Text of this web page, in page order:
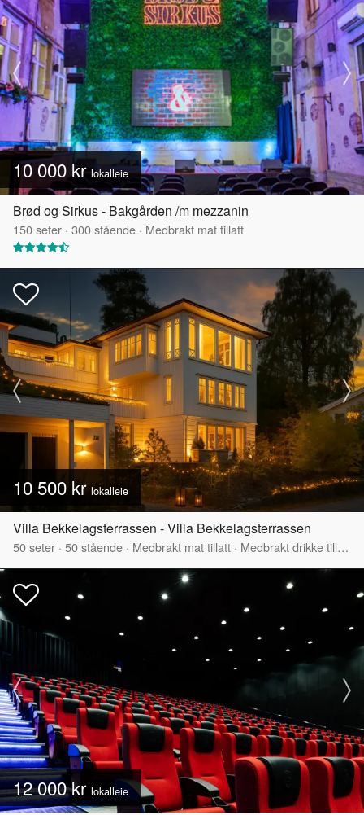
10 000 kr lokalleie
Brød og Sirkus - Bakgården /m mezzanin
150seter · 300stående · Medbrakt mat tillatt
10 500 krlokalleie
Villa Bekkelagsterrassen - Villa Bekkelagsterrassen
50seter · 50stående · Medbrakt mat tillatt · Medbrakt drikke tillatt
12 000 kr lokalleie